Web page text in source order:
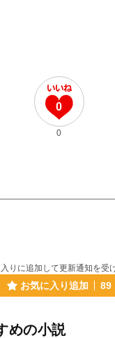
0
0
りに追加して更新通知を受
お気に入り追加 89
めの小説